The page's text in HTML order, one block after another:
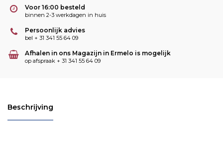
Voor 16:00 besteld
binnen 2-3 werkdagen in huis
Persoonlijk advies
bel + 31 341 55 64 09
Afhalen in ons Magazijn in Ermelo is mogelijk
op afspraak + 31 341 55 64 09
Beschrijving